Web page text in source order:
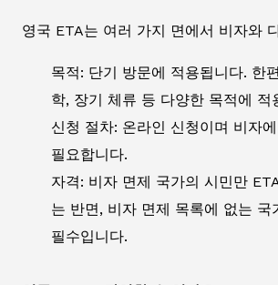
영국 ETA는 여러 가지 면에서 비자와
목적: 단기 방문에 적용됩니다. 한
학, 장기 체류 등 다양한 목적에 적
신청 절차: 온라인 신청이며 비자
필요합니다.
자격: 비자 면제 국가의 시민만
는 반면, 비자 면제 목록에 없는 국
필수입니다.